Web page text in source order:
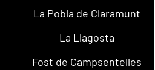
La Pobla de Claramunt
La Llagosta
Fost de Campsentelles